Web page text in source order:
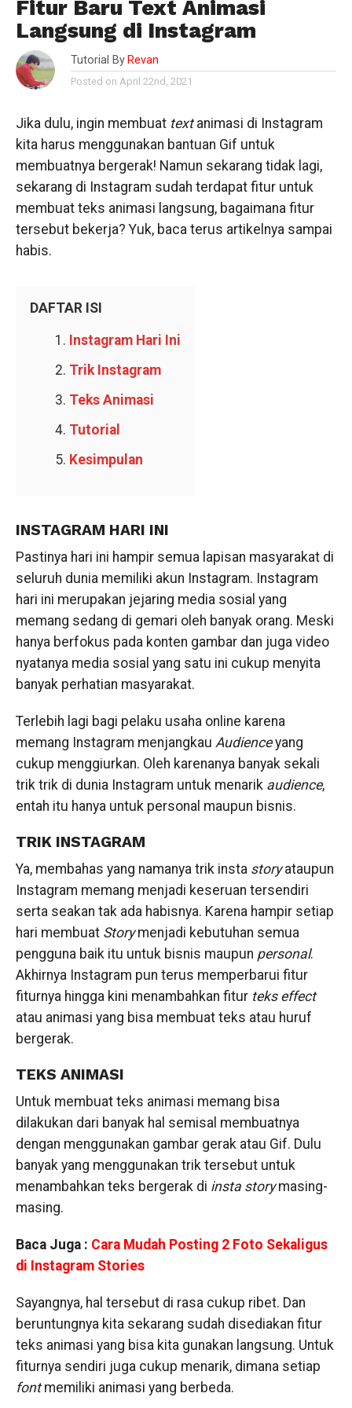
Fitur Baru Text Animasi
Langsung di Instagram
Tutorial By Revan
Posted on April 22nd, 2021
Jika dulu, ingin membuat textanimasi di Instagram
kita harus menggunakan bantuan Gif untuk
membuatnya bergerak! Namun sekarang tidak lagi,
sekarang di Instagram sudah terdapat fitur untuk
membuat teks animasi langsung, bagaimana fitur
tersebut bekerja? Yuk, baca terus artikelnya sampai
habis.
DAFTAR ISI
Instagram Hari Ini
Trik Instagram
Teks Animasi
Tutorial
Kesimpulan
INSTAGRAM HARI INI
Pastinya hari ini hampir semua lapisan masyarakat di
seluruh dunia memiliki akun Instagram. Instagram
hari ini merupakan jejaring media sosial yang
memang sedang di gemari oleh banyak orang. Meski
hanya berfokus pada konten gambar dan juga video
nyatanya media sosial yang satu ini cukup menyita
banyak perhatian masyarakat.
Terlebih lagi bagi pelaku usaha online karena
memang Instagram menjangkau Audienceyang
cukup menggiurkan. Oleh karenanya banyak sekali
trik trik di dunia Instagram untuk menarik audience,
entah itu hanya untuk personal maupun bisnis.
TRIK INSTAGRAM
Ya, membahas yang namanya trik insta storyataupun
Instagram memang menjadi keseruan tersendiri
serta seakan tak ada habisnya. Karena hampir setiap
hari membuat Storymenjadi kebutuhan semua
pengguna baik itu untuk bisnis maupun personal.
Akhirnya Instagram pun terus memperbarui fitur
fiturnya hingga kini menambahkan fitur teks effect
atau animasi yang bisa membuat teks atau huruf
bergerak.
TEKS ANIMASI
Untuk membuat teks animasi memang bisa
dilakukan dari banyak hal semisal membuatnya
dengan menggunakan gambar gerak atau Gif. Dulu
banyak yang menggunakan trik tersebut untuk
menambahkan teks bergerak di insta storymasing-
masing.
Baca Juga : Cara Mudah Posting 2 Foto Sekaligus
di Instagram Stories
Sayangnya, hal tersebut di rasa cukup ribet. Dan
beruntungnya kita sekarang sudah disediakan fitur
teks animasi yang bisa kita gunakan langsung. Untuk
fiturnya sendiri juga cukup menarik, dimana setiap
fontmemiliki animasi yang berbeda.